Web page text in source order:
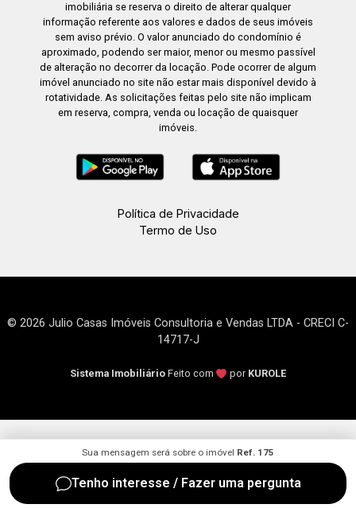
Sua mensagem será sobre o imóvel Ref. 175
Tenho interesse / Fazer uma pergunta
imobiliária se reserva o direito de alterar qualquer
informação referente aos valores e dados de seus imóveis
sem aviso prévio. O valor anunciado do condomínio é
aproximado, podendo ser maior, menor ou mesmo passível
de alteração no decorrer da locação. Pode ocorrer de algum
imóvel anunciado no site não estar mais disponível devido à
rotatividade. As solicitações feitas pelo site não implicam
em reserva, compra, venda ou locação de quaisquer
imóveis.
Política de Privacidade
Termo de Uso
© 2026 Julio Casas Imóveis Consultoria e Vendas LTDA - CRECI C-
14717-J
Sistema Imobiliário Feito com por KUROLE